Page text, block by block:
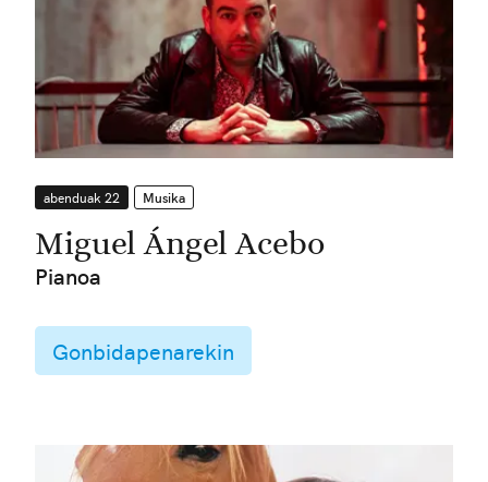
abenduak 22 Musika
Miguel Ángel Acebo
Pianoa
Gonbidapenarekin